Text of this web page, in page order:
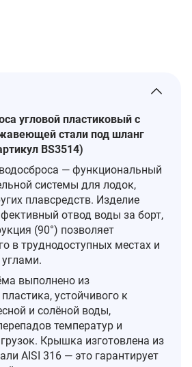
угловой пластиковый с
стали под шланг
BS3514)
— функциональный
системы для лодок,
плавсредств. Изделие
отвод воды за борт,
(90°) позволяет
в труднодоступных местах и
выполнено из
устойчивого к
и солёной воды,
температур и
Крышка изготовлена из
AISI 316 — это гарантирует